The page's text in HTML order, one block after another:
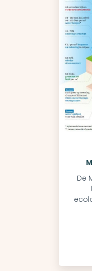
De